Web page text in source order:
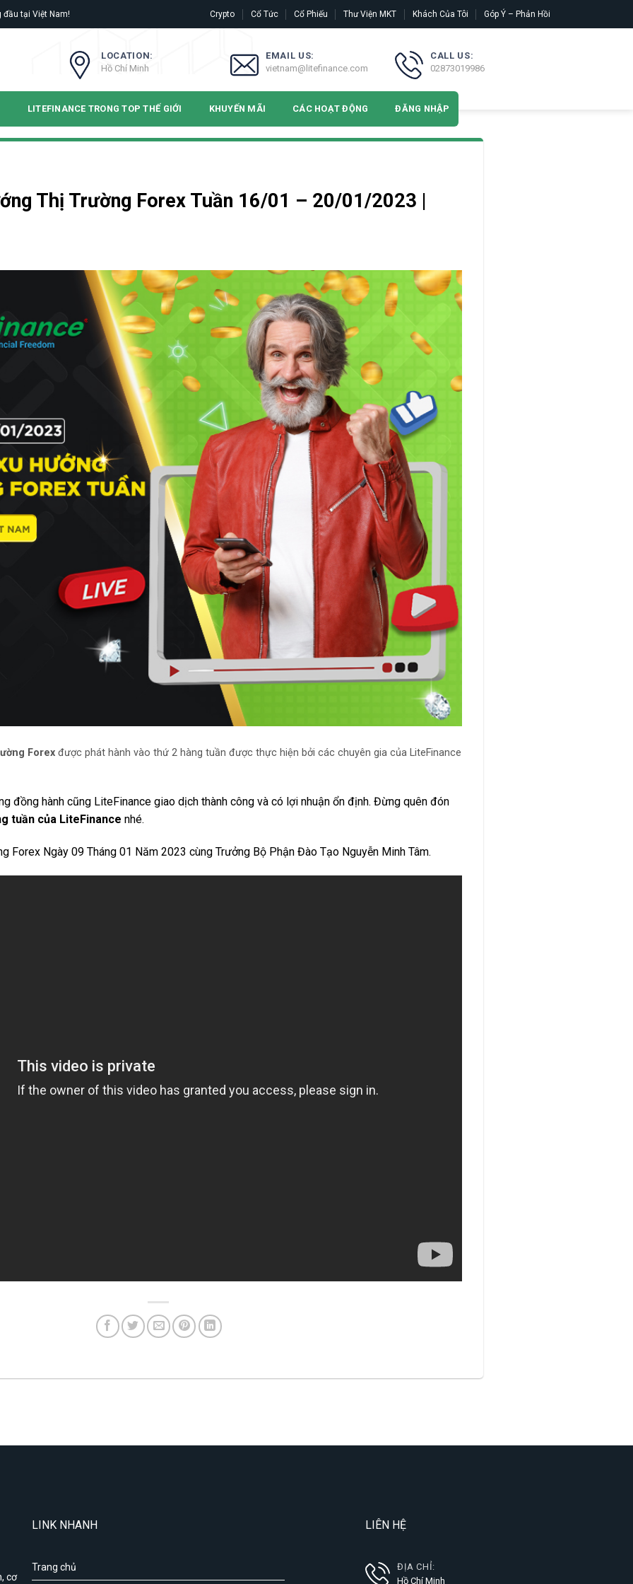
đầu tại Việt Nam! Crypto Cổ Tức Cổ Phiếu Thư Viện MKT Khách Của Tôi Góp Ý – Phản Hồi
LOCATION:
Hồ Chí Minh
EMAIL US:
vietnam@litefinance.com
CALL US:
02873019986
LITEFINANCE TRONG TOP THẾ GIỚI KHUYẾN MÃI CÁC HOẠT ĐỘNG ĐĂNG NHẬP
Thị Trường Forex Tuần 16/01 – 20/01/2023 |
Forex được phát hành vào thứ 2 hàng tuần được thực hiện bởi các chuyên gia của LiteFinance
đồng hành cũng LiteFinance giao dịch thành công và có lợi nhuận ổn định. Đừng quên đón
tuần của LiteFinance nhé.
Forex Ngày 09 Tháng 01 Năm 2023 cùng Trưởng Bộ Phận Đào Tạo Nguyễn Minh Tâm.
cơ
LINK NHANH
Trang chủ
LIÊN HỆ
ĐỊA CHỈ:
Hồ Chí Minh